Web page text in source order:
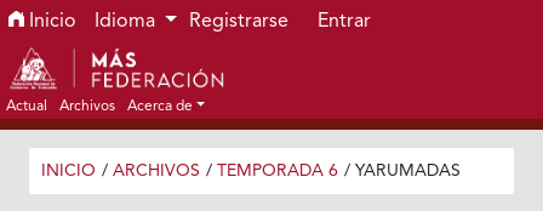
Ir al menú de navegación principal
Ir al contenido principal
Ir al pie de página del sitio
Inicio Idioma Registrarse Entrar
Actual Archivos Acerca de
INICIO / ARCHIVOS / TEMPORADA 6 / YARUMADAS